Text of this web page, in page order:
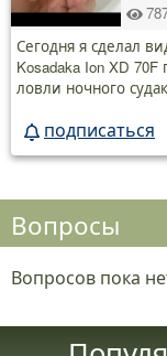
Сегодня я сделал
Kosadaka Ion XD
ловли ночного
подписаться
Вопросы
Вопросов пока